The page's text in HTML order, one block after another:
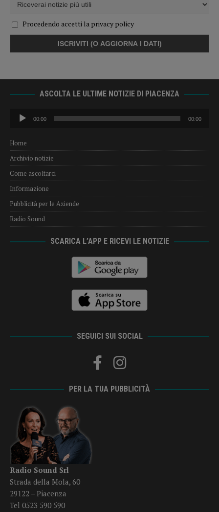
Procedendo accetti la privacy policy
ASCOLTA LE ULTIME NOTIZIE DI PIACENZA
Audio
Player
00:00 00:00
Home
Archivio notizie
Come ascoltarci
Informazione
Pubblicità per le Aziende
Radio Sound
SCARICA L’APP E RICEVI LE NOTIZIE
SEGUICI SUI SOCIAL
PER LA TUA PUBBLICITÀ
Radio Sound Srl
Strada della Mola, 60
29122 – Piacenza
Tel 0523 590 590